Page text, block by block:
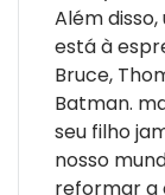
Além
está à
Bruce,
Batman.
seu filho
nosso
reformar a